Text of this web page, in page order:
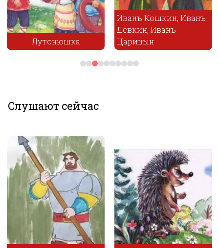
Лутонюшка
Иванъ Кошкин, Иванъ
Девкин, Иванъ
Царицын
Слушают сейчас